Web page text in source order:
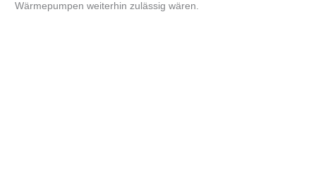
Wärmepumpen weiterhin zulässig wären.